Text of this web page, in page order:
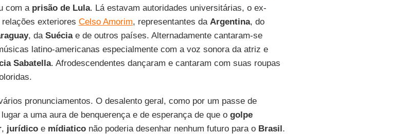
com a prisão de Lula. Lá estavam autoridades universitárias, o ex-
exteriores Celso Amorim, representantes da Argentina, do
, da Suéciae de outros países. Alternadamente cantaram-se
latino-americanas especialmente com a voz sonora da atriz e
Sabatella. Afrodescendentes dançaram e cantaram com suas roupas
pronunciamentos. O desalento geral, como por um passe de
a uma aura de benquerença e de esperança de que o golpe
, jurídico emídiaticonão poderia desenhar nenhum futuro para oBrasil.